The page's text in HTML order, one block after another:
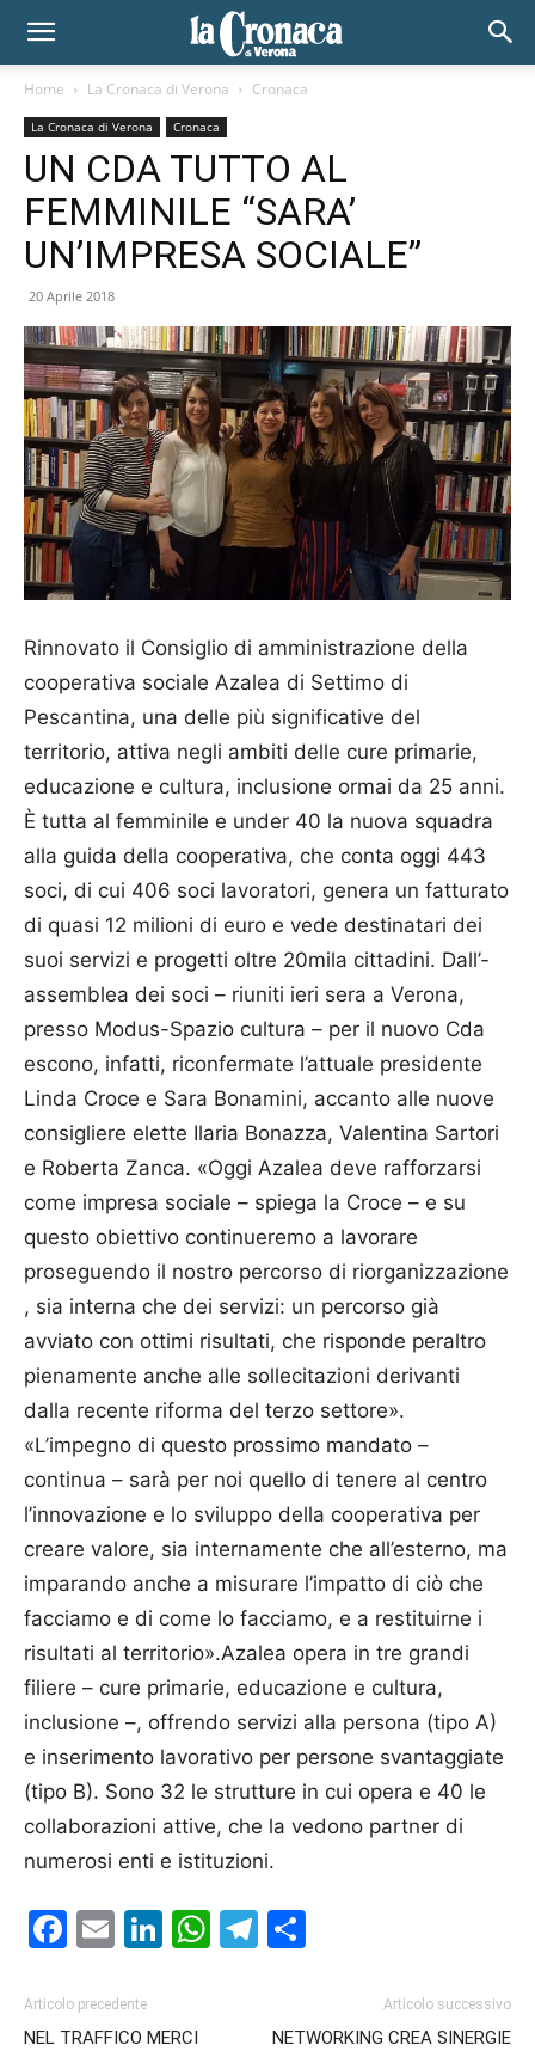
Home La Cronaca di Verona Cronaca
La Cronaca di Verona Cronaca
UN CDA TUTTO AL
FEMMINILE “SARA’
UN’IMPRESA SOCIALE”
20 Aprile 2018
Rinnovato il Consiglio di amministrazione della
cooperativa sociale Azalea di Settimo di
Pescantina, una delle più significative del
territorio, attiva negli ambiti delle cure primarie,
educazione e cultura, inclusione ormai da 25 anni.
È tutta al femminile e under 40 la nuova squadra
alla guida della cooperativa, che conta oggi 443
soci, di cui 406 soci lavoratori, genera un fatturato
di quasi 12 milioni di euro e vede destinatari dei
suoi servizi e progetti oltre 20mila cittadini. Dall’­
assemblea dei soci – riuniti ieri sera a Verona,
presso Modus-Spazio cultura – per il nuovo Cda
escono, infatti, riconfermate l’attuale presidente
Linda Croce e Sara Bonamini, accanto alle nuove
consigliere elette Ilaria Bonazza, Valentina Sartori
e Roberta Zanca. «Oggi Azalea deve rafforzarsi
come impresa sociale – spiega la Croce – e su
questo obiettivo continueremo a lavorare
proseguendo il nostro percorso di riorganizzazione
, sia interna che dei servizi: un percorso già
avviato con ottimi risultati, che risponde peraltro
pienamente anche alle sollecitazioni derivanti
dalla recente riforma del terzo settore».
«L’impegno di questo prossimo mandato –
continua – sarà per noi quello di tenere al centro
l’innovazione e lo sviluppo della cooperativa per
creare valore, sia internamente che all’esterno, ma
imparando anche a misurare l’impatto di ciò che
facciamo e di come lo facciamo, e a restituirne i
risultati al territorio».Azalea opera in tre grandi
filiere – cure primarie, educazione e cultura,
inclusione –, offrendo servizi alla persona (tipo A)
e inserimento lavorativo per persone svantaggiate
(tipo B). Sono 32 le strutture in cui opera e 40 le
collaborazioni attive, che la vedono partner di
numerosi enti e istituzioni.
Facebook
EmailLinkedIn
WhatsApp
Telegram
Articolo precedente
NEL TRAFFICO MERCI
Articolo successivo
NETWORKING CREA SINERGIE